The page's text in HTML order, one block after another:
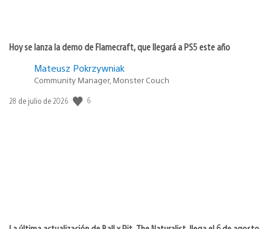
Hoy se lanza la demo de Flamecraft, que llegará a PS5 este año
Mateusz Pokrzywniak
Community Manager, Monster Couch
Fecha
28 de julio de 2026 6